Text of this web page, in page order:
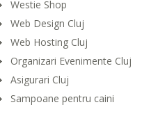
Westie Shop
Web Design Cluj
Web Hosting Cluj
Organizari Evenimente Cluj
Asigurari Cluj
Sampoane pentru caini